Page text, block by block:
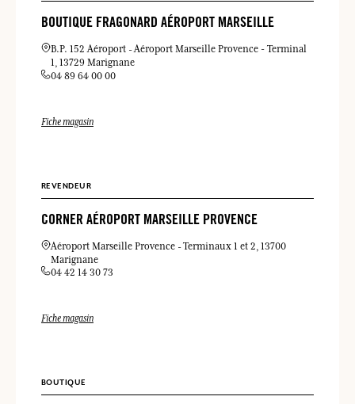
BOUTIQUE FRAGONARD AÉROPORT MARSEILLE
B.P. 152 Aéroport
Aéroport Marseille Provence - Terminal
1 13729 Marignane
04 89 64 00 00
Fiche magasin
REVENDEUR
CORNER AÉROPORT MARSEILLE PROVENCE
Aéroport Marseille Provence Terminaux 1 et 2 13700
Marignane
04 42 14 30 73
Fiche magasin
BOUTIQUE